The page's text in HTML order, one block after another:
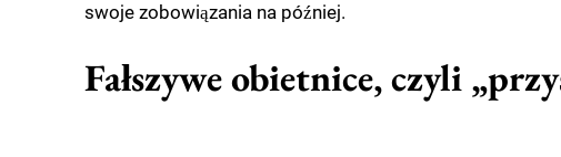
swoje zobowiązania na później.
Fałszywe obietnice, czyli